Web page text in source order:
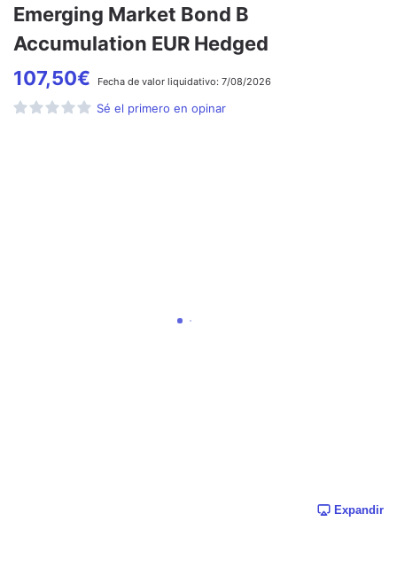
Emerging Market Bond B
Accumulation EUR Hedged
107,50€ Fecha de valor liquidativo: 7/08/2026
Sé el primero en opinar
Expandir